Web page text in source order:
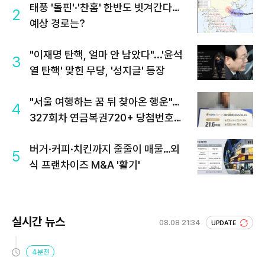
2
태풍 '돌핀'·'찬홈' 한반도 빗겨간다…
예상 경로는?
3
"이재명 탄핵, 얼마 안 남았다"...'윤석
열 탄핵' 맞힌 무당, '성지글' 등장
4
"서울 여행하는 꿈 뒤 찾아온 행운"…
327회차 연금복권720+ 당첨번호조
5
버거·커피·치킨까지 줄줄이 매물…외
식 프랜차이즈 M&A '활기'
실시간 뉴스 08.08 21:34 UPDATE
4분전